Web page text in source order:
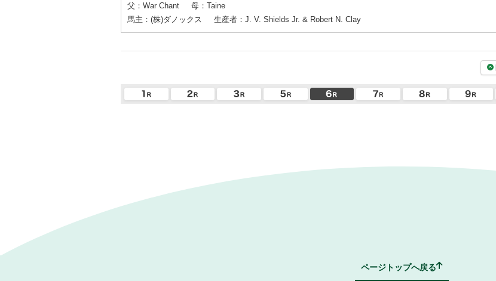
父：War Chant
母：Taine
馬主：(株)ダノックス
生産者：J. V. Shields Jr. & Robert N. Clay
ページトップへ戻る